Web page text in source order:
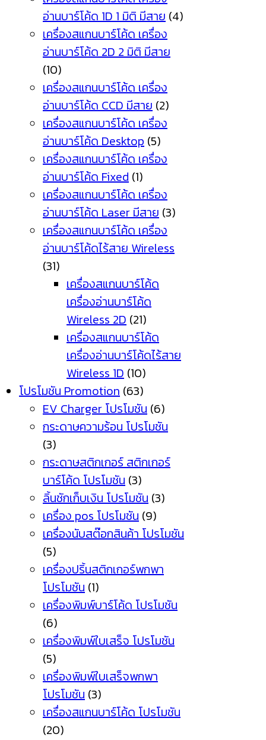
อ่านบาร์โค้ด 1D 1 มิติ มีสาย (4)
เครื่องสแกนบาร์โค้ด เครื่อง
อ่านบาร์โค้ด 2D 2 มิติ มีสาย
(10)
เครื่องสแกนบาร์โค้ด เครื่อง
อ่านบาร์โค้ด CCD มีสาย (2)
เครื่องสแกนบาร์โค้ด เครื่อง
อ่านบาร์โค้ด Desktop (5)
เครื่องสแกนบาร์โค้ด เครื่อง
อ่านบาร์โค้ด Fixed (1)
เครื่องสแกนบาร์โค้ด เครื่อง
อ่านบาร์โค้ด Laser มีสาย (3)
เครื่องสแกนบาร์โค้ด เครื่อง
อ่านบาร์โค้ดไร้สาย Wireless
(31)
เครื่องสแกนบาร์โค้ด
เครื่องอ่านบาร์โค้ด
Wireless 2D (21)
เครื่องสแกนบาร์โค้ด
เครื่องอ่านบาร์โค้ดไร้สาย
Wireless 1D (10)
โปรโมชัน Promotion (63)
EV Charger โปรโมชัน (6)
กระดาษความร้อน โปรโมชัน
(3)
กระดาษสติกเกอร์ สติกเกอร์
บาร์โค้ด โปรโมชัน (3)
ลิ้นชักเก็บเงิน โปรโมชัน (3)
เครื่อง pos โปรโมชัน (9)
เครื่องนับสต๊อกสินค้า โปรโมชัน
(5)
เครื่องปริ้นสติกเกอร์พกพา
โปรโมชัน (1)
เครื่องพิมพ์บาร์โค้ด โปรโมชัน
(6)
เครื่องพิมพ์ใบเสร็จ โปรโมชัน
(5)
เครื่องพิมพ์ใบเสร็จพกพา
โปรโมชัน (3)
เครื่องสแกนบาร์โค้ด โปรโมชัน
(20)